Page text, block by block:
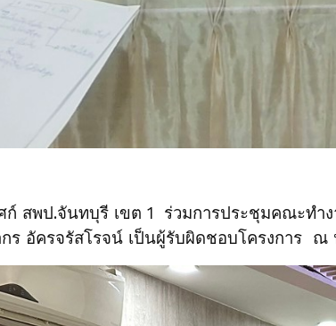
.จันทบุรี เขต 1 ร่วมการประชุมคณะทำงา
อัครจรัสโรจน์ เป็นผู้รับผิดชอบโครงการ ณ